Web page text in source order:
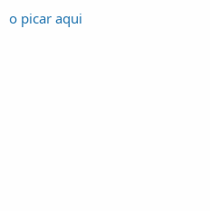
o picar aqui